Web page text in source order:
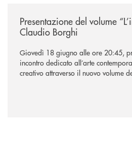
Presentazione del volume
Claudio Borghi
Giovedì 18 giugno alle ore 20:45,
incontro dedicato all’arte
creativo attraverso il nuovo volume